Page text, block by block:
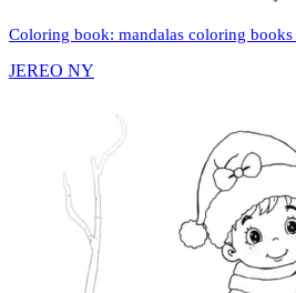
Coloring book: mandalas coloring
JEREO NY